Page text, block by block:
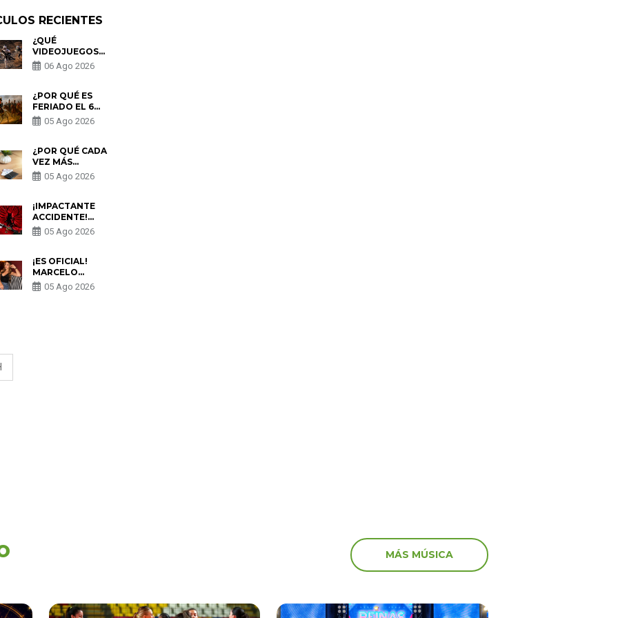
RECIENTES
¿QUÉ
VIDEOJUEGOS
SALEN EN
AGOSTO DE
SON LOS
ESTRENOS MÁS
ESPERADOS
06 Ago 2026
¿POR QUÉ ES
FERIADO EL 6
DE AGOSTO EN
PERÚ? ESTA ES
05 Ago 2026
¿POR QUÉ CADA
VEZ MÁS
PERSONAS
UTILIZAN UNA
PROTEGER SU
PRIVACIDAD?
05 Ago 2026
¡IMPACTANTE
ACCIDENTE!
KEVIN DÍAZ CAE
DESDE OCHO
“ESTO ES
GUERRA” Y
GENERA
PREOCUPACIÓN
05 Ago 2026
¡ES OFICIAL!
MARCELO
TINELLI
CONFIRMA QUE
05 Ago 2026
MÁS MÚSICA